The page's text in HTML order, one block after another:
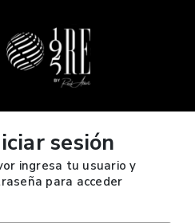
sesión
ingresa tu usuario y
para acceder